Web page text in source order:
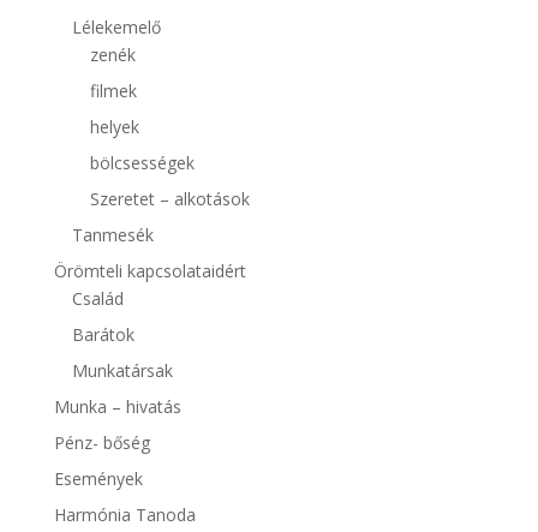
Lélekemelő
zenék
filmek
helyek
bölcsességek
Szeretet – alkotások
Tanmesék
Örömteli kapcsolataidért
Család
Barátok
Munkatársak
Munka – hivatás
Pénz- bőség
Események
Harmónia Tanoda